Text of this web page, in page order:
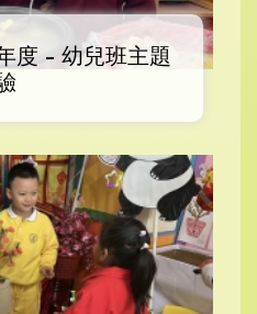
度 - 幼兒班主題